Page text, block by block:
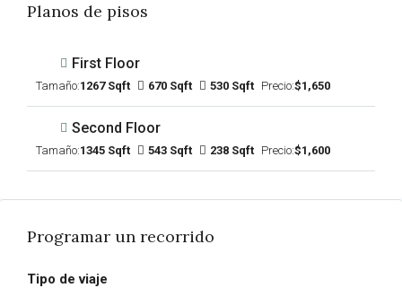
Planos de pisos
First Floor
Tamaño:1267 Sqft 670 Sqft 530 Sqft Precio:$1,650
Second Floor
Tamaño:1345 Sqft 543 Sqft 238 Sqft Precio:$1,600
Programar un recorrido
Tipo de viaje